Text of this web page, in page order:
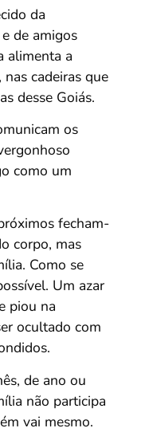
da
de amigos
alimenta a
cadeiras que
desse Goiás.
os
como um
fecham-
corpo, mas
Como se
Um azar
piou na
ocultado com
de ano ou
não participa
vai mesmo.